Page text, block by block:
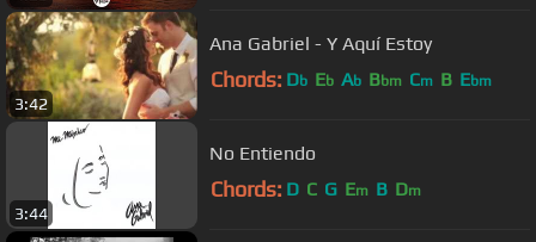
3:42
Ana Gabriel - Y Aquí Estoy
Chords: Db Eb Ab Bbm Cm B Ebm
3:44
No Entiendo
Chords: D C G Em B Dm